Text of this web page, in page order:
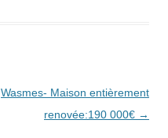
Wasmes- Maison entièrement
renovée:190 000€ →